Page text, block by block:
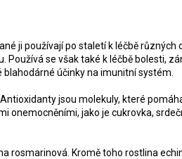
ji používají po staletí k léčbě různých
Používá se však také k léčbě bolesti,
účinky na imunitní systém.
jsou molekuly, které
onemocněními, jako je cukrovka,
rosmarinová. Kromě toho rostlina